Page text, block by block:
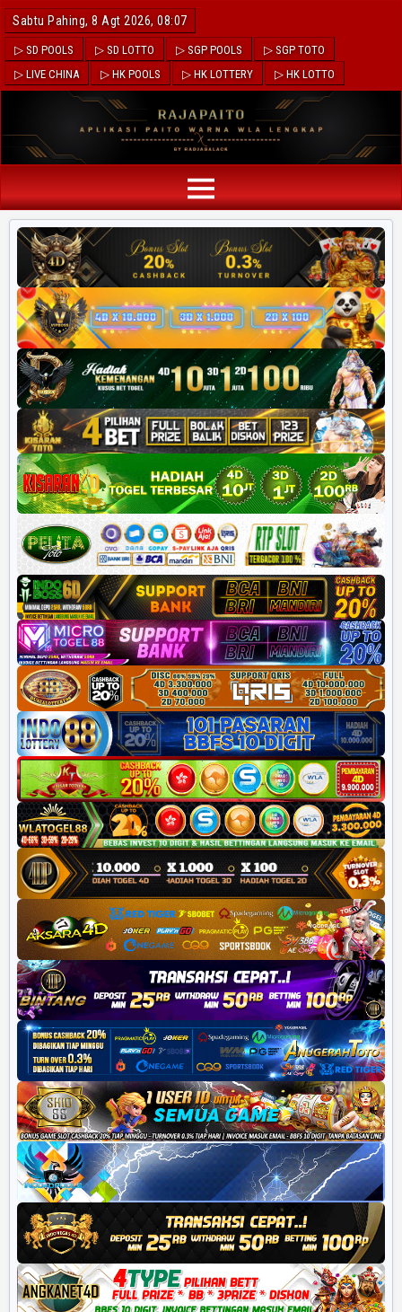
Sabtu Pahing, 8 Agt 2026, 08:07
▷ SD POOLS ▷ SD LOTTO ▷ SGP POOLS
▷ SGP TOTO
▷ LIVE CHINA
▷ HK POOLS ▷ HK LOTTERY ▷ HK LOTTO